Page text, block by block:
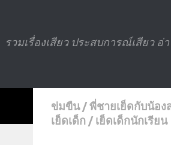
รวมเรื่องเสียว ประสบการณ์เสียว อ่า
ข่มขืน / พี่ชายเย็ดกับน้อง
เย็ดเด็ก / เย็ดเด็กนักเรียน